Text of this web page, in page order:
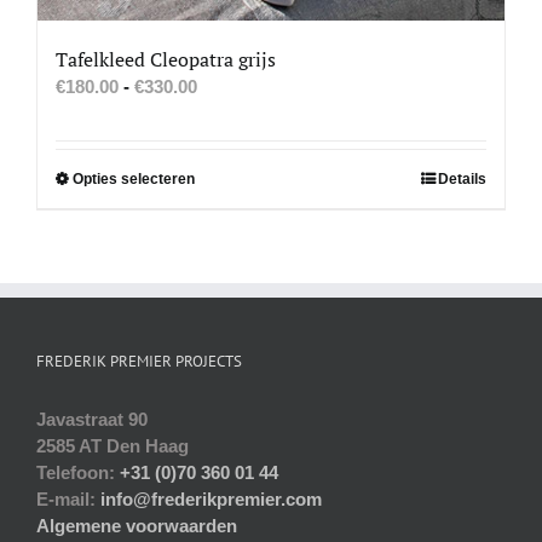
Tafelkleed Cleopatra grijs
€180.00 - €330.00Prijsklasse:
Opties selecterenDit
kan
de
productpagina
Details
FREDERIK PREMIER PROJECTS
Javastraat 90
2585 AT Den Haag
Telefoon: +31 (0)70 360 01 44
E-mail: info@frederikpremier.com
Algemene voorwaarden